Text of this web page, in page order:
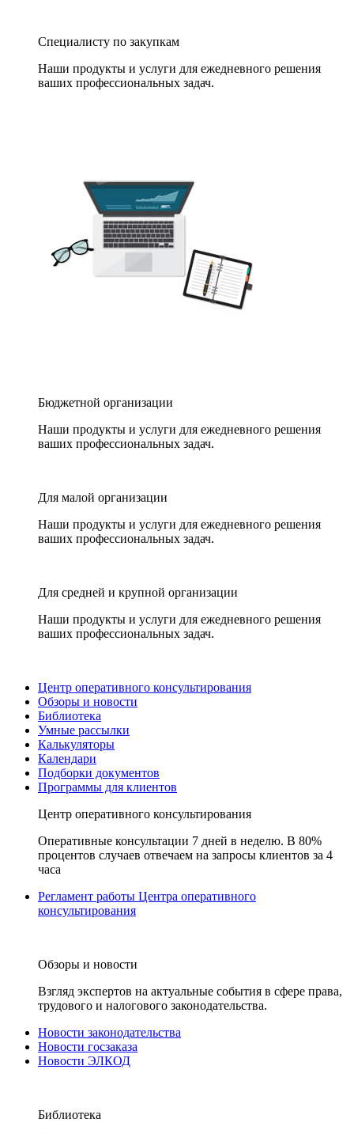
Специалисту по закупкам
Наши продукты и услуги для ежедневного решения
ваших профессиональных задач.
Бюджетной организации
Наши продукты и услуги для ежедневного решения
ваших профессиональных задач.
Для малой организации
Наши продукты и услуги для ежедневного решения
ваших профессиональных задач.
Для средней и крупной организации
Наши продукты и услуги для ежедневного решения
ваших профессиональных задач.
Центр оперативного консультирования
Обзоры и новости
Библиотека
Умные рассылки
Калькуляторы
Календари
Подборки документов
Программы для клиентов
Центр оперативного консультирования
Оперативные консультации 7 дней в неделю. В 80%
процентов случаев отвечаем на запросы клиентов за 4
часа
Регламент работы Центра оперативного
консультирования
Обзоры и новости
Взгляд экспертов на актуальные события в сфере права,
трудового и налогового законодательства.
Новости законодательства
Новости госзаказа
Новости ЭЛКОД
Библиотека